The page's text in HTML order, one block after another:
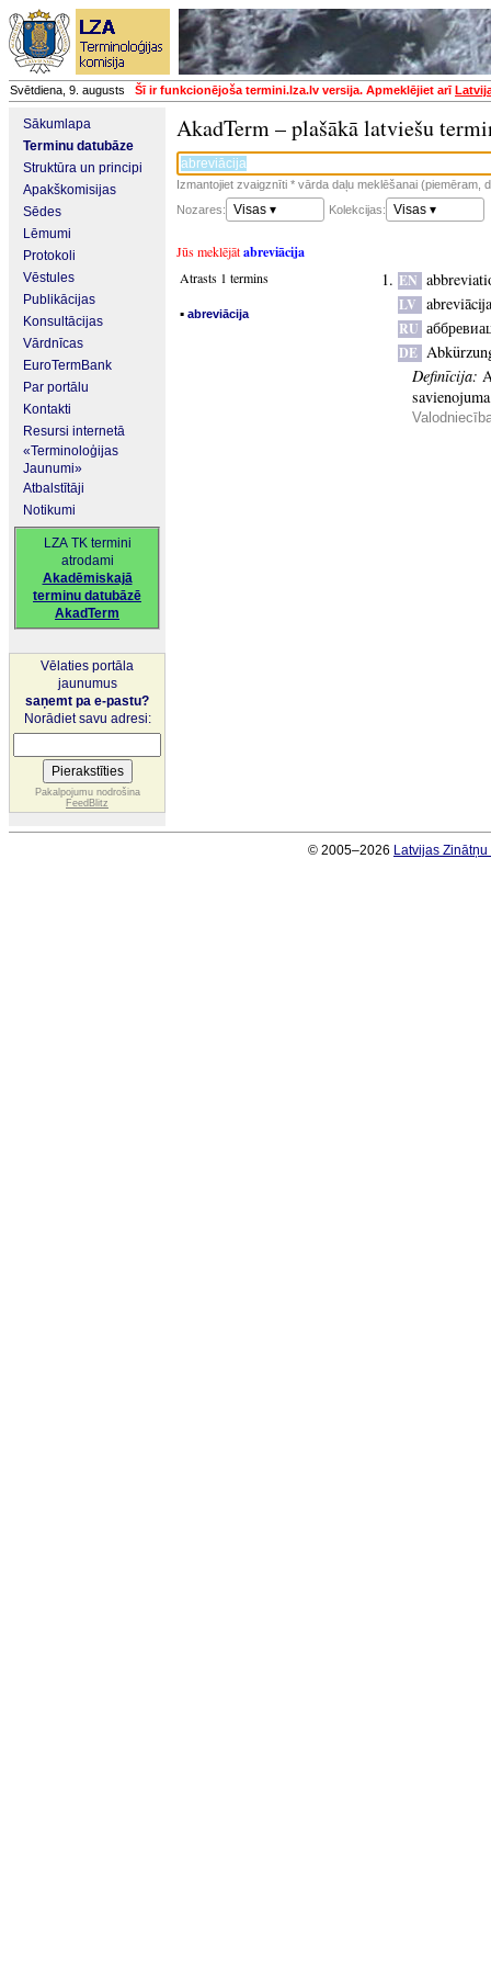
Svētdiena, 9. augusts Šī ir funkcionējoša termini.lza.lv versija. Apmeklējiet arī
Sākumlapa
Terminu datubāze
Struktūra un principi
Apakškomisijas
Sēdes
Lēmumi
Protokoli
Vēstules
Publikācijas
Konsultācijas
Vārdnīcas
EuroTermBank
Par portālu
Kontakti
Resursi internetā
«Terminoloģijas
Jaunumi»
Atbalstītāji
Notikumi
LZA TK termini
atrodami
Akadēmiskajā
terminu datubāzē
AkadTerm
Vēlaties portāla
jaunumus
saņemt pa e-pastu?
Norādiet savu adresi:
Pakalpojumu nodrošina
FeedBlitz
AkadTerm – plašākā latviešu
Izmantojiet zvaigznīti * vārda daļu meklēšanai (piemēram,
Nozares:
Visas ▾ Kolekcijas: Visas ▾
Jūs meklējātabreviācija
Atrasts 1 termins
▪ abreviācija
EN
LV abreviācija
RU
DE
Definīcija:
© 2005–2026 Latvijas